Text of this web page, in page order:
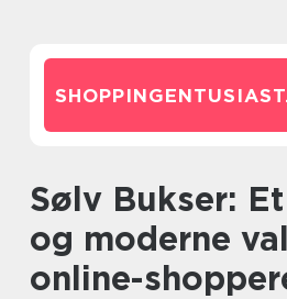
Sølv Bukser: Et elegante
og moderne
online-